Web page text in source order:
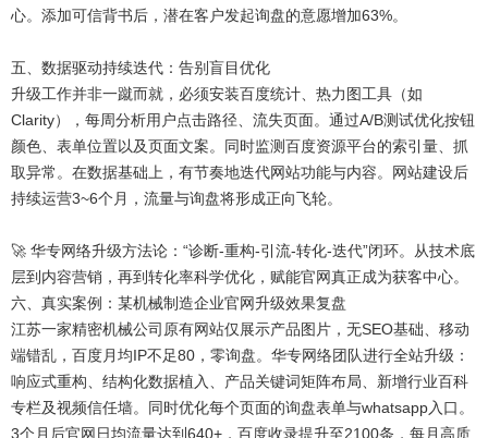
心。添加可信背书后，潜在客户发起询盘的意愿增加63%。
五、数据驱动持续迭代：告别盲目优化
升级工作并非一蹴而就，必须安装百度统计、热力图工具（如
Clarity），每周分析用户点击路径、流失页面。通过A/B测试优化按钮
颜色、表单位置以及页面文案。同时监测百度资源平台的索引量、抓
取异常。在数据基础上，有节奏地迭代网站功能与内容。网站建设后
持续运营3~6个月，流量与询盘将形成正向飞轮。
🚀 华专网络升级方法论：“诊断-重构-引流-转化-迭代”闭环。从技术底
层到内容营销，再到转化率科学优化，赋能官网真正成为获客中心。
六、真实案例：某机械制造企业官网升级效果复盘
江苏一家精密机械公司原有网站仅展示产品图片，无SEO基础、移动
端错乱，百度月均IP不足80，零询盘。华专网络团队进行全站升级：
响应式重构、结构化数据植入、产品关键词矩阵布局、新增行业百科
专栏及视频信任墙。同时优化每个页面的询盘表单与whatsapp入口。
3个月后官网日均流量达到640+，百度收录提升至2100条，每月高质